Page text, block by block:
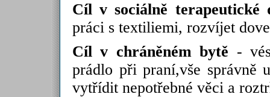
Cíl v sociálně terapeutické
práci s textiliemi, rozvíjet
Cíl v chráněném bytě -
prádlo při praní,vše správně
vytřídit nepotřebné věci a